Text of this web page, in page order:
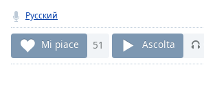
live LIVE
Remaining
Time-
Русский
Mi piace 51 Ascolta